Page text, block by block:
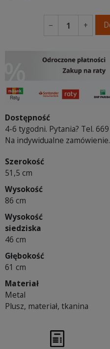
− +
Dostępność
4-6 tygodni. Pytania? Tel.
Na indywidualne zamówienie.
Szerokość
51,5 cm
Wysokość
86 cm
Wysokość
siedziska
46 cm
Głębokość
61 cm
Materiał
Metal
Plusz, materiał, tkanina